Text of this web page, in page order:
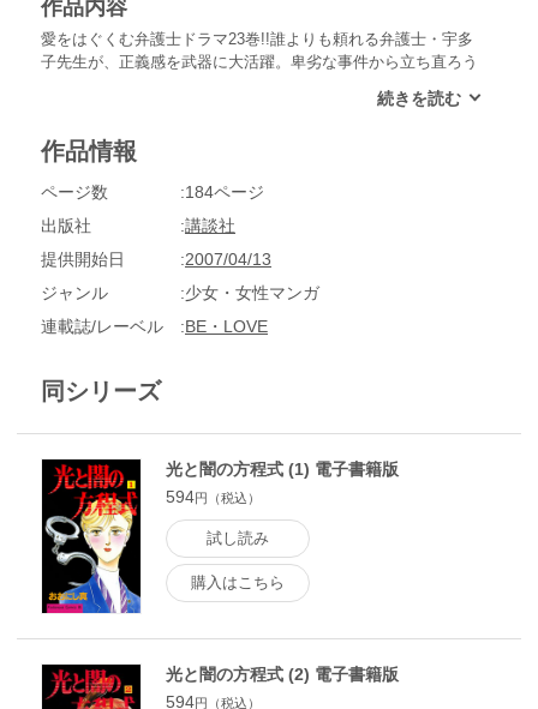
作品内容
愛をはぐくむ弁護士ドラマ23巻!!誰よりも頼れる弁護士・宇多
子先生が、正義感を武器に大活躍。卑劣な事件から立ち直ろう
作品情報
ページ数
184ページ
出版社
講談社
提供開始日
2007/04/13
ジャンル
少女・女性マンガ
連載誌/レーベル
BE・LOVE
同シリーズ
光と闇の方程式 (1) 電子書籍版
594円（税込）
試し読み
購入はこちら
光と闇の方程式 (2) 電子書籍版
594円（税込）